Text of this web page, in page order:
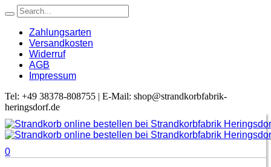
Zahlungsarten
Versandkosten
Widerruf
AGB
Impressum
Tel: +49 38378-808755 | E-Mail: shop@strandkorbfabrik-
heringsdorf.de
0